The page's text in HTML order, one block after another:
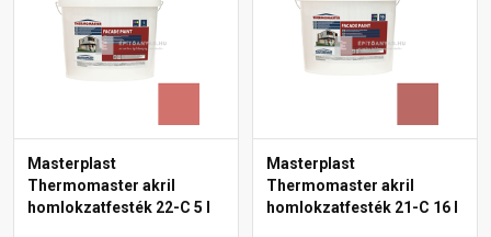
Masterplast
Thermomaster akril
homlokzatfesték 22-C 5 l
Masterplast
Thermomaster akril
homlokzatfesték 21-C 16 l